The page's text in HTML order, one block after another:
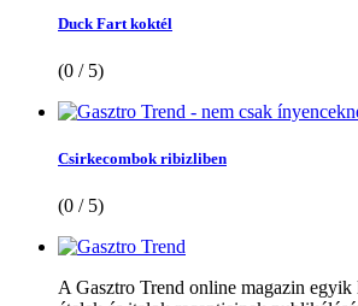
Duck Fart koktél
(0 / 5)
Csirkecombok ribizliben
(0 / 5)
A Gasztro Trend online magazin